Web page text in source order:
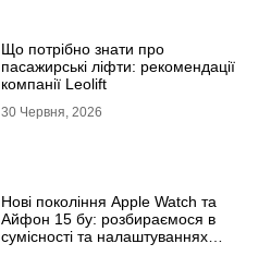
Що потрібно знати про
пасажирські ліфти: рекомендації
компанії Leolift
30 Червня, 2026
Нові покоління Apple Watch та
Айфон 15 бу: розбираємося в
сумісності та налаштуваннях